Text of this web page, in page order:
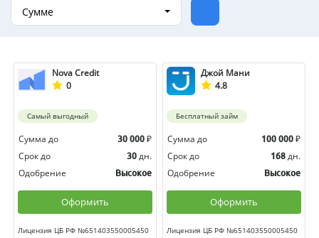
Сумме
Nova Credit
0
Самый выгодный
Сумма до 30 000 ₽
Срок до
30 дн.
Одобрение
Высокое
Оформить
Лицензия ЦБ РФ №651403550005450
Джой Мани
4.8
Бесплатный займ
Сумма до 100 000 ₽
Срок до
168 дн.
Одобрение
Высокое
Оформить
Лицензия ЦБ РФ №651403550005450